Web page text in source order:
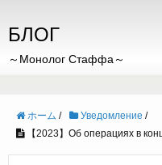
БЛОГ
～Монолог Стаффа～
ホーム / Уведомление /
【2023】Об операциях в